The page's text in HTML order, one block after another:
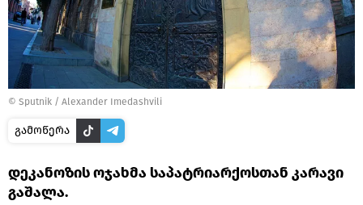
© Sputnik / Alexander Imedashvili
გამოწერა
დეკანოზის ოჯახმა საპატრიარქოსთან კარავი
გაშალა.